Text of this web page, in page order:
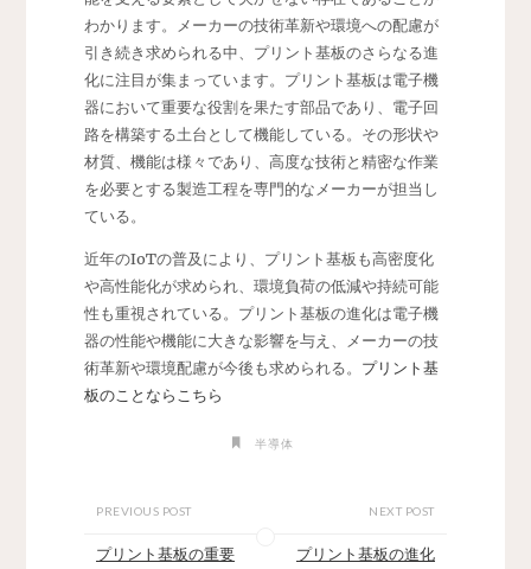
わかります。メーカーの技術革新や環境への配慮が
引き続き求められる中、プリント基板のさらなる進
化に注目が集まっています。プリント基板は電子機
器において重要な役割を果たす部品であり、電子回
路を構築する土台として機能している。その形状や
材質、機能は様々であり、高度な技術と精密な作業
を必要とする製造工程を専門的なメーカーが担当し
ている。
近年のIoTの普及により、プリント基板も高密度化
や高性能化が求められ、環境負荷の低減や持続可能
性も重視されている。プリント基板の進化は電子機
器の性能や機能に大きな影響を与え、メーカーの技
術革新や環境配慮が今後も求められる。 プリント基
板のことならこちら
半導体
PREVIOUS POST
プリント基板の重要
NEXT POST
プリント基板の進化